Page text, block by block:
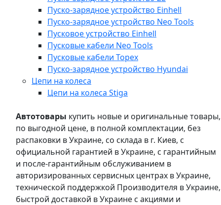
Пуско-зарядное устройство Einhell
Пуско-зарядное устройство Neo Tools
Пусковое устройство Einhell
Пусковые кабели Neo Tools
Пусковые кабели Topex
Пуско-зарядное устройство Hyundai
Цепи на колеса
Цепи на колеса Stiga
Автотовары купить новые и оригинальные товары,
по выгодной цене, в полной комплектации, без
распаковки в Украине, со склада в г. Киев, с
официальной гарантией в Украине, с гарантийным
и после-гарантийным обслуживанием в
авторизированных сервисных центрах в Украине,
технической поддержкой Производителя в Украине,
быстрой доставкой в Украине с акциями и